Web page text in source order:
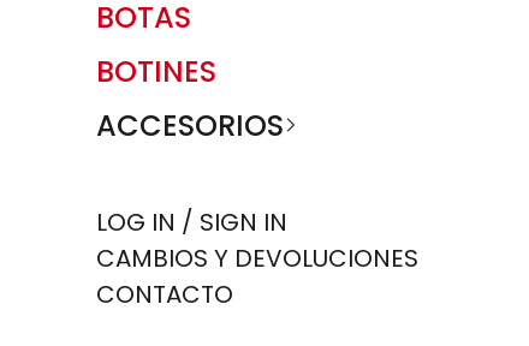
BOTAS
BOTINES
ACCESORIOS
LOG IN / SIGN IN
CAMBIOS Y DEVOLUCIONES
CONTACTO